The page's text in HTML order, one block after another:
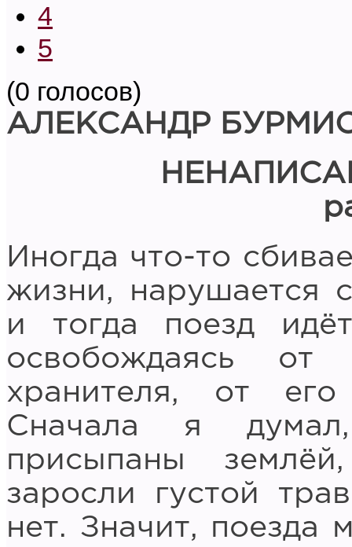
4
5
(0 голосов)
АЛЕКСАНДР
Иногда что-то
жизни, нарушается
и тогда поезд
освобождаясь от
хранителя, от его
Сначала я
присыпаны
заросли густой
нет. Значит, поезда